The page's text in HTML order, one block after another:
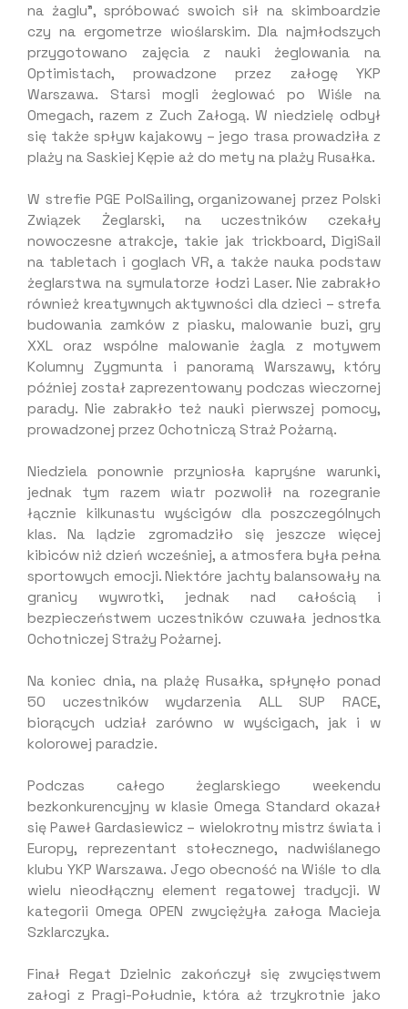
na żaglu”, spróbować swoich sił na skimboardzie
czy na ergometrze wioślarskim. Dla najmłodszych
przygotowano zajęcia z nauki żeglowania na
Optimistach, prowadzone przez załogę YKP
Warszawa. Starsi mogli żeglować po Wiśle na
Omegach, razem z Zuch Załogą. W niedzielę odbył
się także spływ kajakowy – jego trasa prowadziła z
plaży na Saskiej Kępie aż do mety na plaży Rusałka.
W strefie PGE PolSailing, organizowanej przez Polski
Związek Żeglarski, na uczestników czekały
nowoczesne atrakcje, takie jak trickboard, DigiSail
na tabletach i goglach VR, a także nauka podstaw
żeglarstwa na symulatorze łodzi Laser. Nie zabrakło
również kreatywnych aktywności dla dzieci – strefa
budowania zamków z piasku, malowanie buzi, gry
XXL oraz wspólne malowanie żagla z motywem
Kolumny Zygmunta i panoramą Warszawy, który
później został zaprezentowany podczas wieczornej
parady. Nie zabrakło też nauki pierwszej pomocy,
prowadzonej przez Ochotniczą Straż Pożarną.
Niedziela ponownie przyniosła kapryśne warunki,
jednak tym razem wiatr pozwolił na rozegranie
łącznie kilkunastu wyścigów dla poszczególnych
klas. Na lądzie zgromadziło się jeszcze więcej
kibiców niż dzień wcześniej, a atmosfera była pełna
sportowych emocji. Niektóre jachty balansowały na
granicy wywrotki, jednak nad całością i
bezpieczeństwem uczestników czuwała jednostka
Ochotniczej Straży Pożarnej.
Na koniec dnia, na plażę Rusałka, spłynęło ponad
50 uczestników wydarzenia ALL SUP RACE,
biorących udział zarówno w wyścigach, jak i w
kolorowej paradzie.
Podczas całego żeglarskiego weekendu
bezkonkurencyjny w klasie Omega Standard okazał
się Paweł Gardasiewicz – wielokrotny mistrz świata i
Europy, reprezentant stołecznego, nadwiślanego
klubu YKP Warszawa. Jego obecność na Wiśle to dla
wielu nieodłączny element regatowej tradycji. W
kategorii Omega OPEN zwyciężyła załoga Macieja
Szklarczyka.
Finał Regat Dzielnic zakończył się zwycięstwem
załogi z Pragi-Południe, która aż trzykrotnie jako